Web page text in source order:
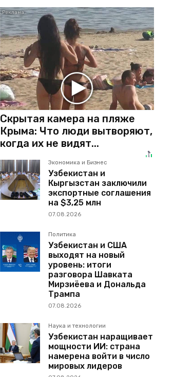
Скрытая камера на пляже
Крыма: Что люди вытворяют,
когда их не видят...
Экономика и Бизнес
Узбекистан и
Кыргызстан заключили
экспортные соглашения
на $3,25 млн
07.08.2026
Политика
Узбекистан и США
выходят на новый
уровень: итоги
разговора Шавката
Мирзиёева и Дональда
Трампа
07.08.2026
Наука и технологии
Узбекистан наращивает
мощности ИИ: страна
намерена войти в число
мировых лидеров